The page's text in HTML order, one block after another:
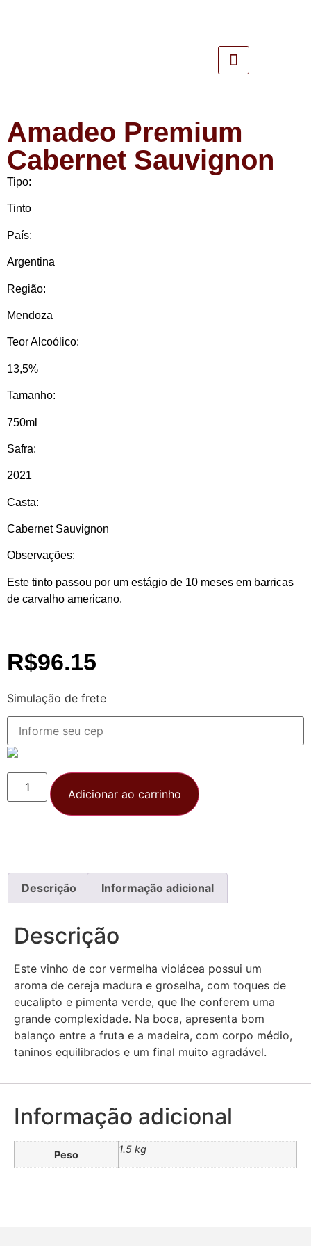
Amadeo Premium
Cabernet Sauvignon
Tipo:
Tinto
País:
Argentina
Região:
Mendoza
Teor Alcoólico:
13,5%
Tamanho:
750ml
Safra:
2021
Casta:
Cabernet Sauvignon
Observações:
Este tinto passou por um estágio de 10 meses em barricas
de carvalho americano.
R$96.15
Simulação de frete
Adicionar ao carrinho
Descrição Informação adicional
Descrição
Este vinho de cor vermelha violácea possui um
aroma de cereja madura e groselha, com toques de
eucalipto e pimenta verde, que lhe conferem uma
grande complexidade. Na boca, apresenta bom
balanço entre a fruta e a madeira, com corpo médio,
taninos equilibrados e um final muito agradável.
Informação adicional
Peso 1.5 kg